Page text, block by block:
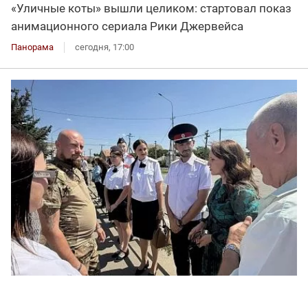
«Уличные коты» вышли целиком: стартовал показ
анимационного сериала Рики Джервейса
Панорама сегодня, 17:00